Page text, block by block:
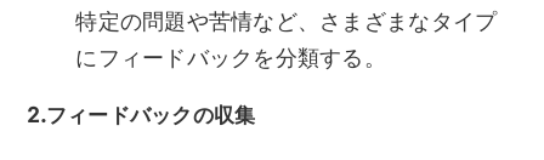
特定の問題や苦情など、さまざまなタイプ
にフィードバックを分類する。
2.フィードバックの収集